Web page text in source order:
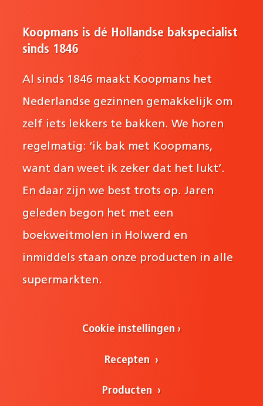
Koopmans is dé Hollandse bakspecialist
sinds 1846
Al sinds 1846 maakt Koopmans het
Nederlandse gezinnen gemakkelijk om
zelf iets lekkers te bakken. We horen
regelmatig: ‘ik bak met Koopmans,
want dan weet ik zeker dat het lukt’.
En daar zijn we best trots op. Jaren
geleden begon het met een
boekweitmolen in Holwerd en
inmiddels staan onze producten in alle
supermarkten.
Cookie instellingen
Recepten
Producten